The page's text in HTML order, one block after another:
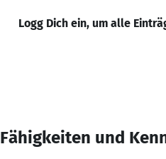
Logg Dich ein, um alle
Fähigkeiten und